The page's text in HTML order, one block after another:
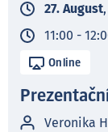
27. August
11:00 -
Online
Veronika